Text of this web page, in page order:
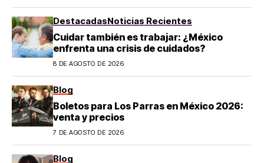
DestacadasNoticias Recientes
Cuidar también es trabajar: ¿México
enfrenta una crisis de cuidados?
8 DE AGOSTO DE 2026
Blog
Boletos para Los Parras en México 2026:
venta y precios
7 DE AGOSTO DE 2026
Blog